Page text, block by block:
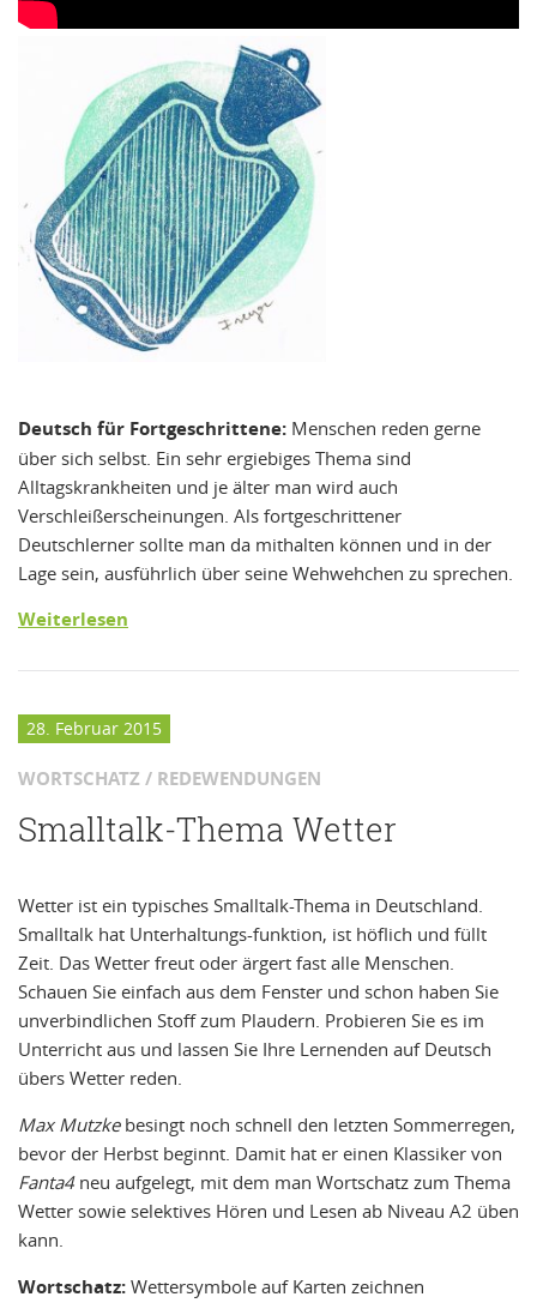
Deutsch für Fortgeschrittene: Menschen reden gerne
über sich selbst. Ein sehr ergiebiges Thema sind
Alltagskrankheiten und je älter man wird auch
Verschleißerscheinungen. Als fortgeschrittener
Deutschlerner sollte man da mithalten können und in der
Lage sein, ausführlich über seine Wehwehchen zu sprechen.
Weiterlesen
28. Februar 2015
WORTSCHATZ / REDEWENDUNGEN
Smalltalk-Thema Wetter
Wetter ist ein typisches Smalltalk-Thema in Deutschland.
Smalltalk hat Unterhaltungs-funktion, ist höflich und füllt
Zeit. Das Wetter freut oder ärgert fast alle Menschen.
Schauen Sie einfach aus dem Fenster und schon haben Sie
unverbindlichen Stoff zum Plaudern. Probieren Sie es im
Unterricht aus und lassen Sie Ihre Lernenden auf Deutsch
übers Wetter reden.
Max Mutzkebesingt noch schnell den letzten Sommerregen,
bevor der Herbst beginnt. Damit hat er einen Klassiker von
Fanta4 neu aufgelegt, mit dem man Wortschatz zum Thema
Wetter sowie selektives Hören und Lesen ab Niveau A2 üben
kann.
Wortschatz: Wettersymbole auf Karten zeichnen